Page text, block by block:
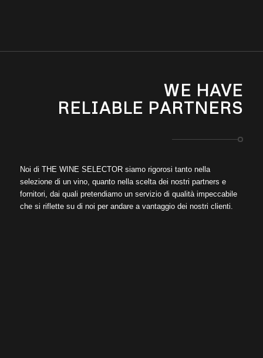
WE HAVE
RELIABLE PARTNERS
Noi di THE WINE SELECTOR siamo rigorosi tanto nella
selezione di un vino, quanto nella scelta dei nostri partners e
fornitori, dai quali pretendiamo un servizio di qualità impeccabile
che si riflette su di noi per andare a vantaggio dei nostri clienti.